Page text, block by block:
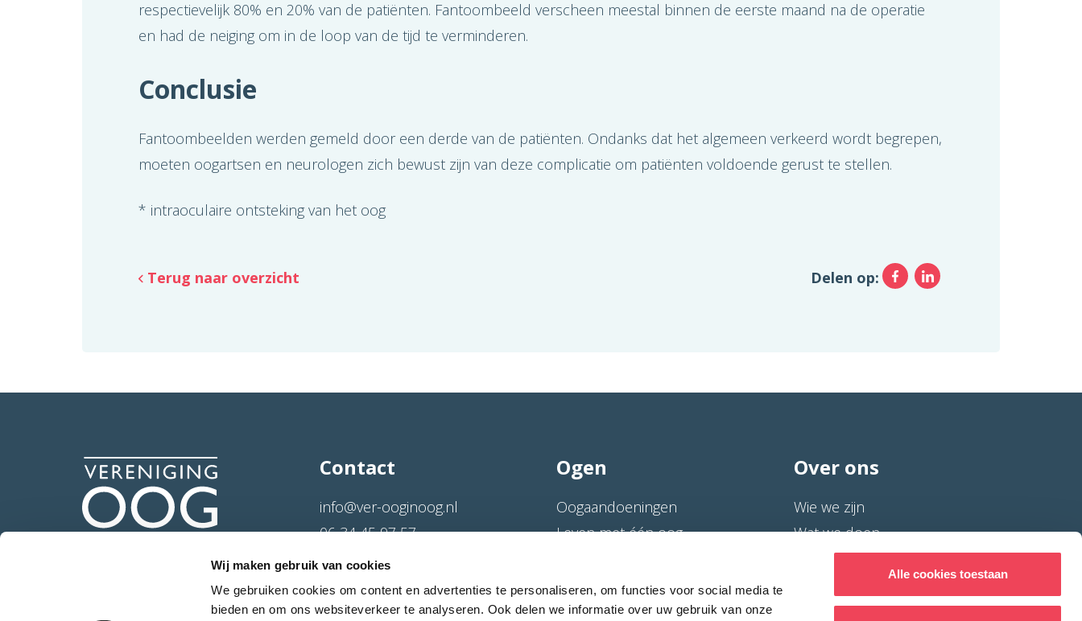
Wij maken gebruik van cookies
We gebruiken cookies om content en advertenties te personaliseren, om functies voor social media te
bieden en om ons websiteverkeer te analyseren. Ook delen we informatie over uw gebruik van onze
Alle cookies toestaan
respectievelijk 80% en 20% van de patiënten. Fantoombeeld verscheen meestal binnen de eerste maand na de operatie
en had de neiging om in de loop van de tijd te verminderen.
Conclusie
Fantoombeelden werden gemeld door een derde van de patiënten. Ondanks dat het algemeen verkeerd wordt begrepen,
moeten oogartsen en neurologen zich bewust zijn van deze complicatie om patiënten voldoende gerust te stellen.
* intraoculaire ontsteking van het oog
Terug naar overzicht Delen op: Facebook
Contact
info@ver-ooginoog.nl
06 34 45 97 57
Hertogstraat 20
4714 BX Sprundel
Ogen
Oogaandoeningen
Leven met één oog
Oogverwijdering
Bibliotheek
Over ons
Wie we zijn
Wat we doen
Help mee
ANBI/RSIN gegevens
WhatsApp Community